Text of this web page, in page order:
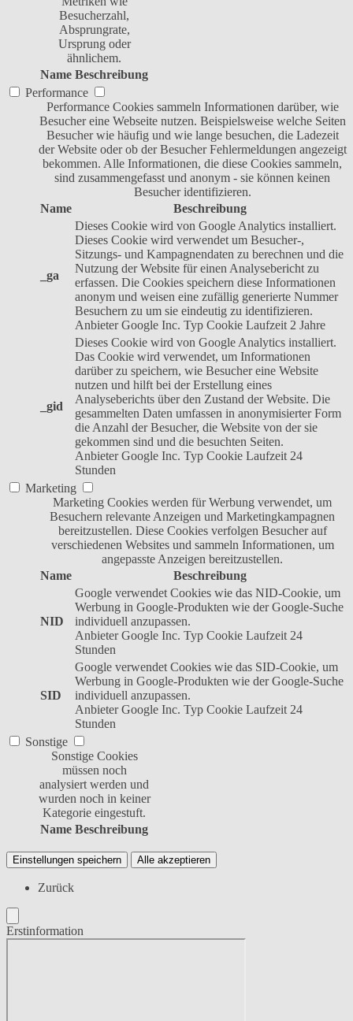
Besucherzahl,
Absprungrate,
Ursprung oder
ähnlichem.
Name Beschreibung
Performance
Performance Cookies sammeln Informationen darüber, wie
Besucher eine Webseite nutzen. Beispielsweise welche Seiten
Besucher wie häufig und wie lange besuchen, die Ladezeit
der Website oder ob der Besucher Fehlermeldungen angezeigt
bekommen. Alle Informationen, die diese Cookies sammeln,
sind zusammengefasst und anonym - sie können keinen
Besucher identifizieren.
Name
Beschreibung
_ga
Dieses Cookie wird von Google Analytics installiert.
Dieses Cookie wird verwendet um Besucher-,
Sitzungs- und Kampagnendaten zu berechnen und die
Nutzung der Website für einen Analysebericht zu
erfassen. Die Cookies speichern diese Informationen
anonym und weisen eine zufällig generierte Nummer
Besuchern zu um sie eindeutig zu identifizieren.
Anbieter Google Inc. Typ Cookie Laufzeit 2 Jahre
_gid
Dieses Cookie wird von Google Analytics installiert.
Das Cookie wird verwendet, um Informationen
darüber zu speichern, wie Besucher eine Website
nutzen und hilft bei der Erstellung eines
Analyseberichts über den Zustand der Website. Die
gesammelten Daten umfassen in anonymisierter Form
die Anzahl der Besucher, die Website von der sie
gekommen sind und die besuchten Seiten.
Anbieter Google Inc. Typ Cookie Laufzeit 24
Stunden
Marketing
Marketing Cookies werden für Werbung verwendet, um
Besuchern relevante Anzeigen und Marketingkampagnen
bereitzustellen. Diese Cookies verfolgen Besucher auf
verschiedenen Websites und sammeln Informationen, um
angepasste Anzeigen bereitzustellen.
Name
Beschreibung
NID
Google verwendet Cookies wie das NID-Cookie, um
Werbung in Google-Produkten wie der Google-Suche
individuell anzupassen.
Anbieter Google Inc. Typ Cookie Laufzeit 24
Stunden
SID
Google verwendet Cookies wie das SID-Cookie, um
Werbung in Google-Produkten wie der Google-Suche
individuell anzupassen.
Anbieter Google Inc. Typ Cookie Laufzeit 24
Stunden
Sonstige
Sonstige Cookies
müssen noch
analysiert werden und
wurden noch in keiner
Kategorie eingestuft.
Name Beschreibung
Einstellungen speichern Alle akzeptieren
Zurück
Erstinformation